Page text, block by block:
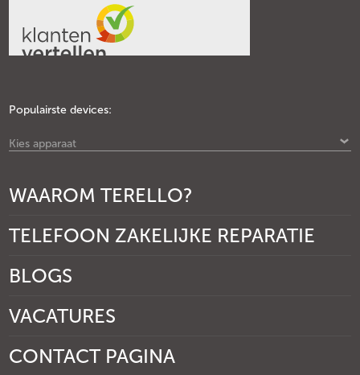
Populairste devices:
Kies apparaat
WAAROM TERELLO?
TELEFOON ZAKELIJKE REPARATIE
BLOGS
VACATURES
CONTACT PAGINA